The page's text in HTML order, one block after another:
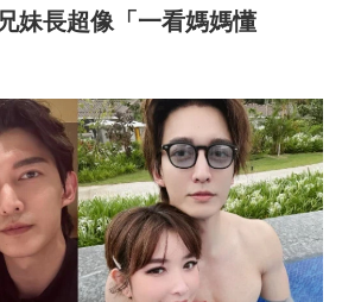
妹長超像「一看媽媽懂